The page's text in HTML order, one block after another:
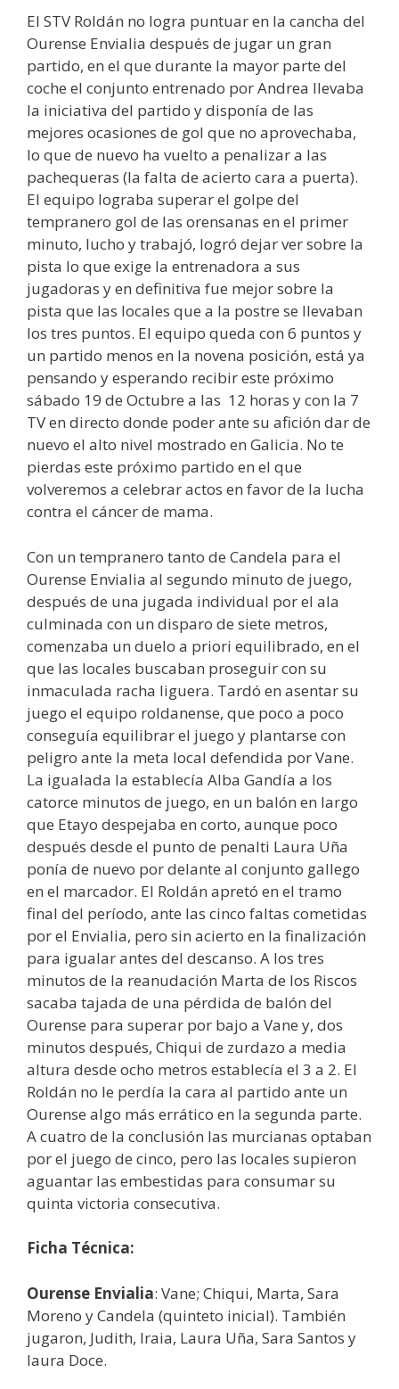
El STV Roldán no logra puntuar en la cancha del
Ourense Envialia después de jugar un gran
partido, en el que durante la mayor parte del
coche el conjunto entrenado por Andrea llevaba
la iniciativa del partido y disponía de las
mejores ocasiones de gol que no aprovechaba,
lo que de nuevo ha vuelto a penalizar a las
pachequeras (la falta de acierto cara a puerta).
El equipo lograba superar el golpe del
tempranero gol de las orensanas en el primer
minuto, lucho y trabajó, logró dejar ver sobre la
pista lo que exige la entrenadora a sus
jugadoras y en definitiva fue mejor sobre la
pista que las locales que a la postre se llevaban
los tres puntos. El equipo queda con 6 puntos y
un partido menos en la novena posición, está ya
pensando y esperando recibir este próximo
sábado 19 de Octubre a las 12 horas y con la 7
TV en directo donde poder ante su afición dar de
nuevo el alto nivel mostrado en Galicia. No te
pierdas este próximo partido en el que
volveremos a celebrar actos en favor de la lucha
contra el cáncer de mama.
Con un tempranero tanto de Candela para el
Ourense Envialia al segundo minuto de juego,
después de una jugada individual por el ala
culminada con un disparo de siete metros,
comenzaba un duelo a priori equilibrado, en el
que las locales buscaban proseguir con su
inmaculada racha liguera. Tardó en asentar su
juego el equipo roldanense, que poco a poco
conseguía equilibrar el juego y plantarse con
peligro ante la meta local defendida por Vane.
La igualada la establecía Alba Gandía a los
catorce minutos de juego, en un balón en largo
que Etayo despejaba en corto, aunque poco
después desde el punto de penalti Laura Uña
ponía de nuevo por delante al conjunto gallego
en el marcador. El Roldán apretó en el tramo
final del período, ante las cinco faltas cometidas
por el Envialia, pero sin acierto en la finalización
para igualar antes del descanso. A los tres
minutos de la reanudación Marta de los Riscos
sacaba tajada de una pérdida de balón del
Ourense para superar por bajo a Vane y, dos
minutos después, Chiqui de zurdazo a media
altura desde ocho metros establecía el 3 a 2. El
Roldán no le perdía la cara al partido ante un
Ourense algo más errático en la segunda parte.
A cuatro de la conclusión las murcianas optaban
por el juego de cinco, pero las locales supieron
aguantar las embestidas para consumar su
quinta victoria consecutiva.
Ficha Técnica:
Ourense Envialia: Vane; Chiqui, Marta, Sara
Moreno y Candela (quinteto inicial). También
jugaron, Judith, Iraia, Laura Uña, Sara Santos y
laura Doce.